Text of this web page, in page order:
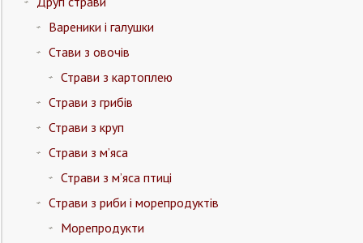
Вареники і галушки
Стави з овочів
Страви з картоплею
Страви з грибів
Страви з круп
Страви з м’яса
Страви з м’яса птиці
Страви з риби і морепродуктів
Морепродукти